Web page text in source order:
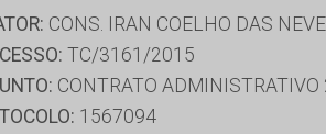
CONS. IRAN COELHO DAS
TC/3161/2015
CONTRATO ADMINISTRATIVO
1567094